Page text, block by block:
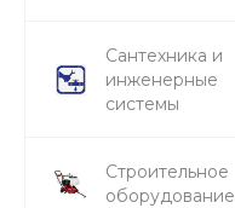
Сантехника и
инженерные
системы
Строительное
оборудование